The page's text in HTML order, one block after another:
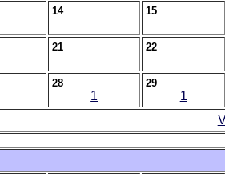
14 15
21 22
28
1
29
1